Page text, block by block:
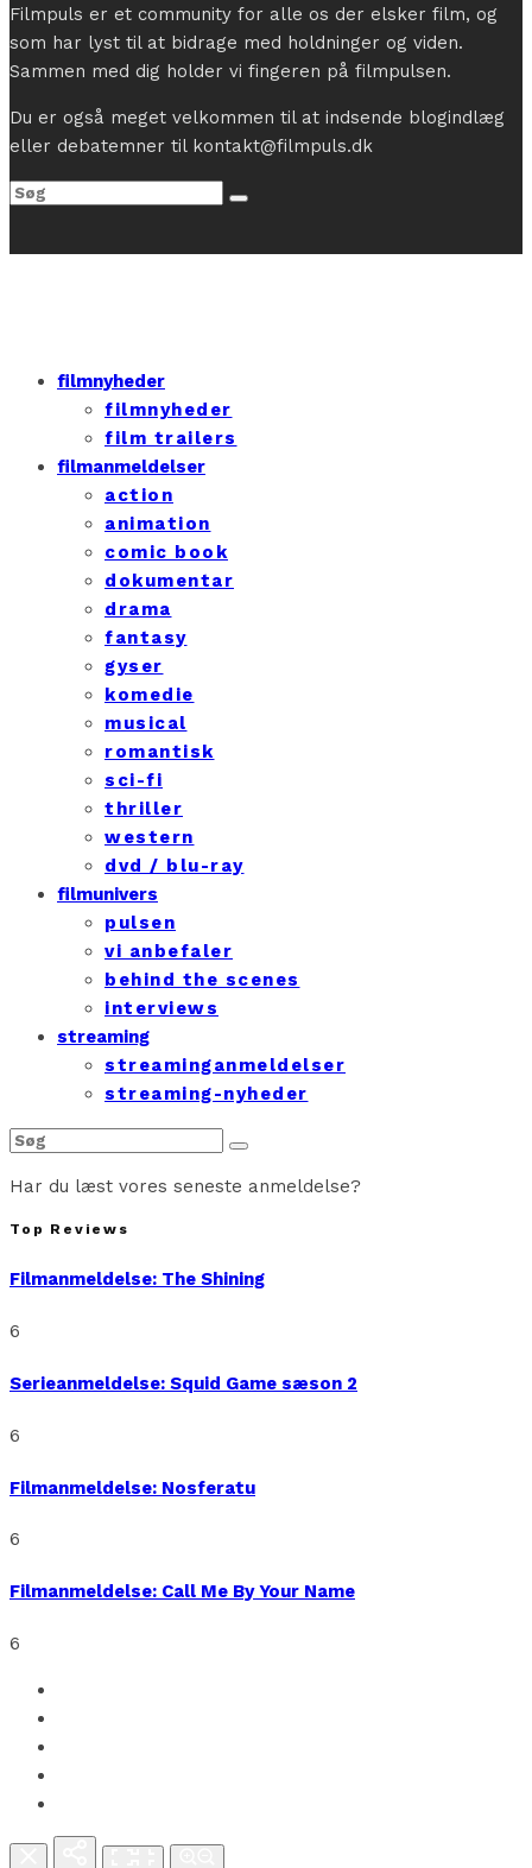
Filmpuls er et community for alle os der elsker film, og
som har lyst til at bidrage med holdninger og viden.
Sammen med dig holder vi fingeren på filmpulsen.
Du er også meget velkommen til at indsende blogindlæg
eller debatemner til kontakt@filmpuls.dk
filmnyheder
filmnyheder
film trailers
filmanmeldelser
action
animation
comic book
dokumentar
drama
fantasy
gyser
komedie
musical
romantisk
sci-fi
thriller
western
dvd / blu-ray
filmunivers
pulsen
vi anbefaler
behind the scenes
interviews
streaming
streaminganmeldelser
streaming-nyheder
Har du læst vores seneste anmeldelse?
Top Reviews
Filmanmeldelse: The Shining
6
Serieanmeldelse: Squid Game sæson 2
6
Filmanmeldelse: Nosferatu
6
Filmanmeldelse: Call Me By Your Name
6